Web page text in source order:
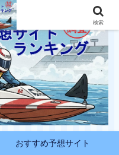
おすすめ予想サイト
検索